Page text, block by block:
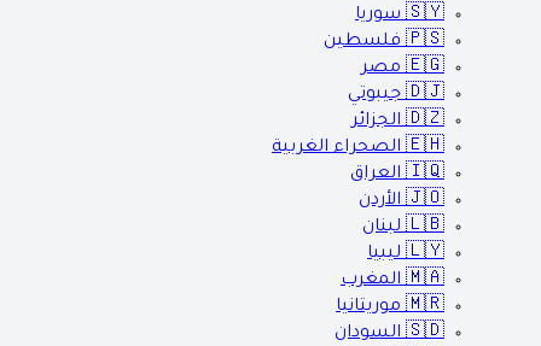
🇸🇾 سوريا
🇵🇸 فلسطين
🇪🇬 مصر
🇩🇯 جيبوتي
🇩🇿 الجزائر
🇪🇭 الصحراء الغربية
🇮🇶 العراق
🇯🇴 الأردن
🇱🇧 لبنان
🇱🇾 ليبيا
🇲🇦 المغرب
🇲🇷 موريتانيا
🇸🇩 السودان